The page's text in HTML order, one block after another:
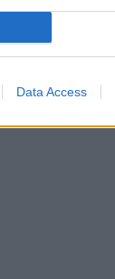
Data Access